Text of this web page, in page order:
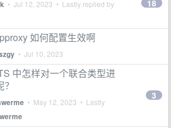
• Jul 12, 2023 • Lastly replied by 18
如何配置生效啊
• Jul 10, 2023
中怎样对一个联合类型进
• May 12, 2023 • Lastly
3